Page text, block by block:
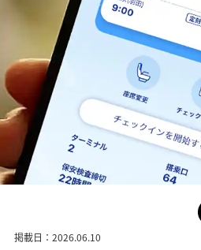
掲載日：2026.06.10